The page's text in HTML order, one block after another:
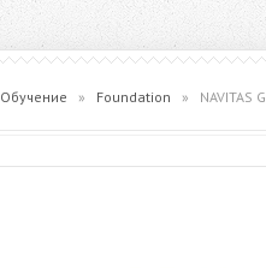
Обучение » Foundation » NAVITAS